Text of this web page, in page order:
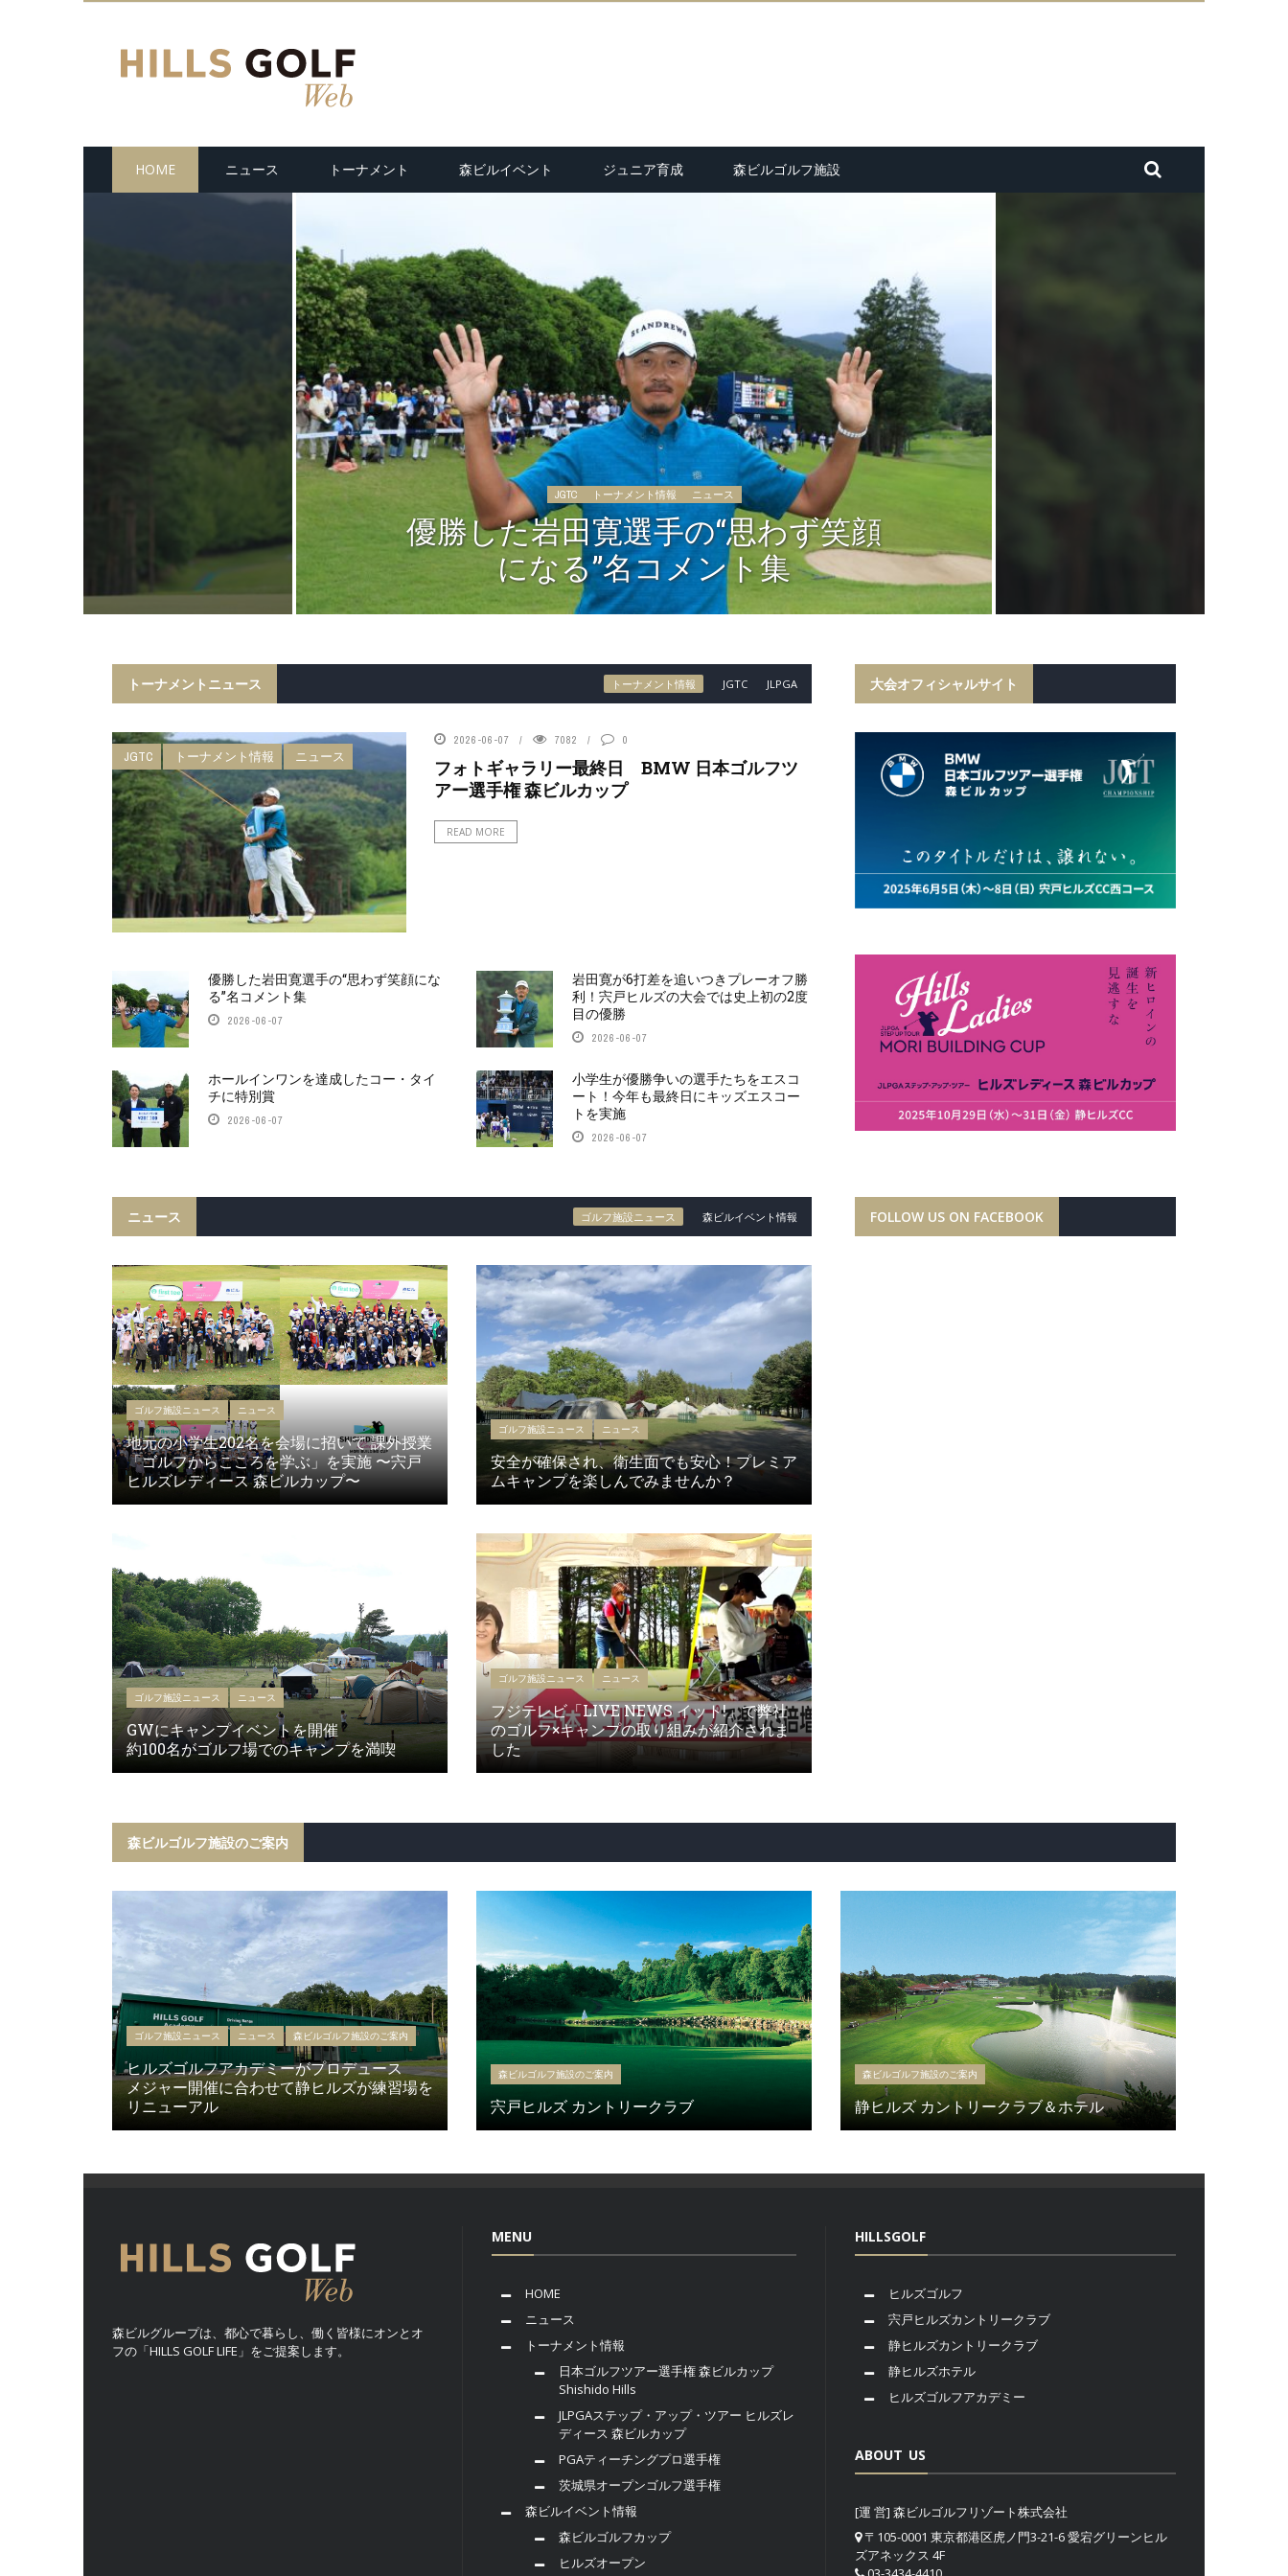
HOME ニュース トーナメント 森ビルイベント ジュニア育成 森ビルゴルフ施設
森ビルカッ
JGTC トーナメント情報 ニュース
優勝した岩田寛選手の“思わず笑顔
になる”名コメント集
トーナメントニュース トーナメント情報 JGTC JLPGA
JGTC トーナメント情報 ニュース
2026-06-07 7082 0
フォトギャラリー最終日 BMW 日本ゴルフツ
アー選手権 森ビルカップ
READ MORE
優勝した岩田寛選手の“思わず笑顔にな
る”名コメント集
2026-06-07
岩田寛が6打差を追いつきプレーオフ勝
利！宍戸ヒルズの大会では史上初の2度
目の優勝
2026-06-07
ホールインワンを達成したコー・タイ
チに特別賞
2026-06-07
小学生が優勝争いの選手たちをエスコ
ート！今年も最終日にキッズエスコー
トを実施
2026-06-07
大会オフィシャルサイト
ニュース ゴルフ施設ニュース 森ビルイベント情報
ゴルフ施設ニュース ニュース
地元の小学生202名を会場に招いて 課外授業
「ゴルフからこころを学ぶ」を実施 〜宍戸
ヒルズレディース 森ビルカップ〜
ゴルフ施設ニュース ニュース
安全が確保され、衛生面でも安心！プレミア
ムキャンプを楽しんでみませんか？
ゴルフ施設ニュース ニュース
GWにキャンプイベントを開催
約100名がゴルフ場でのキャンプを満喫
ゴルフ施設ニュース ニュース
フジテレビ「LIVE NEWS イット!」で弊社
のゴルフ×キャンプの取り組みが紹介されま
した
FOLLOW US ON FACEBOOK
森ビルゴルフ施設のご案内
ゴルフ施設ニュース ニュース 森ビルゴルフ施設のご案内
ヒルズゴルフアカデミーがプロデュース
メジャー開催に合わせて静ヒルズが練習場を
リニューアル
森ビルゴルフ施設のご案内
宍戸ヒルズ カントリークラブ
森ビルゴルフ施設のご案内
静ヒルズ カントリークラブ＆ホテル
森ビルグループは、都心で暮らし、働く皆様にオンとオ
フの「HILLS GOLF LIFE」をご提案します。
MENU
HOME
ニュース
トーナメント情報
日本ゴルフツアー選手権 森ビルカップ
Shishido Hills
JLPGAステップ・アップ・ツアー ヒルズレ
ディース 森ビルカップ
PGAティーチングプロ選手権
茨城県オープンゴルフ選手権
森ビルイベント情報
森ビルゴルフカップ
ヒルズオープン
HILLSGOLF
ヒルズゴルフ
宍戸ヒルズカントリークラブ
静ヒルズカントリークラブ
静ヒルズホテル
ヒルズゴルフアカデミー
ABOUT US
[運 営] 森ビルゴルフリゾート株式会社
〒105-0001 東京都港区虎ノ門3-21-6 愛宕グリーンヒル
ズアネックス 4F